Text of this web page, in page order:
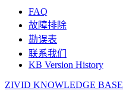
FAQ
故障排除
勘误表
联系我们
KB Version History
ZIVID KNOWLEDGE BASE